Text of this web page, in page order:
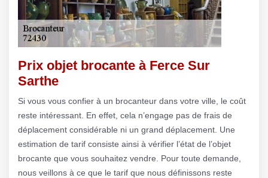
Prix objet brocante à Ferce Sur
Sarthe
Si vous vous confier à un brocanteur dans votre ville, le coût
reste intéressant. En effet, cela n’engage pas de frais de
déplacement considérable ni un grand déplacement. Une
estimation de tarif consiste ainsi à vérifier l’état de l’objet
brocante que vous souhaitez vendre. Pour toute demande,
nous veillons à ce que le tarif que nous définissons reste